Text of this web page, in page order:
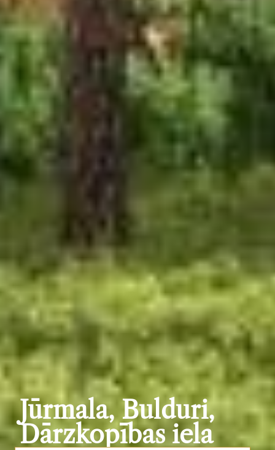
Jūrmala, Bulduri,
Dārzkopības iela